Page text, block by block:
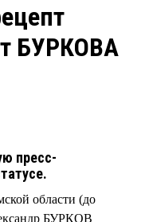
БУРКОВА
пресс-
области (до
БУРКОВ